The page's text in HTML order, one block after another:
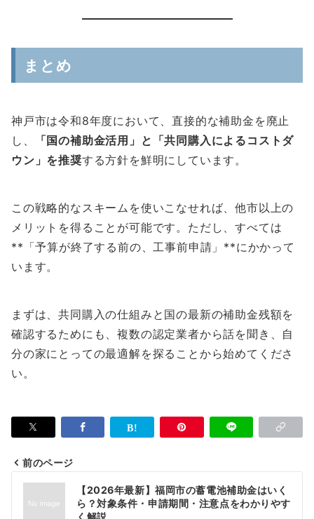
まとめ
神戸市は令和8年度において、直接的な補助金を廃止
し、
「国の補助金活用」と「共同購入によるコストダ
ウン」を推奨する方針を鮮明にしています。
この戦略的なスキームを使いこなせれば、他市以上の
メリットを得ることが可能です。ただし、すべては
**「予算が終了する前の、工事前申請」**にかかって
います。
まずは、共同購入の仕組みと国の最新の補助金残額を
確認するためにも、複数の認定業者から話を聞き、自
分の家にとっての最適解を探ることから始めてくださ
い。
投
前のページ
【2026年最新】福岡市の蓄電池補助金はいく
ら？対象条件・申請期間・注意点をわかりやす
く解説